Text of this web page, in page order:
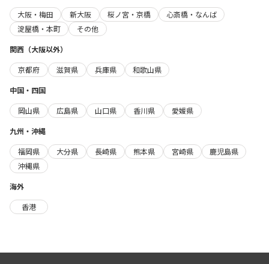
大阪・梅田
新大阪 桜ノ宮・京橋
心斎橋・なんば
淀屋橋・本町
その他
関西（大阪以外）
京都府
滋賀県 兵庫県
和歌山県
中国・四国
岡山県
広島県 山口県 香川県
愛媛県
九州・沖縄
福岡県
大分県 長崎県 熊本県 宮崎県
鹿児島県
沖縄県
海外
香港